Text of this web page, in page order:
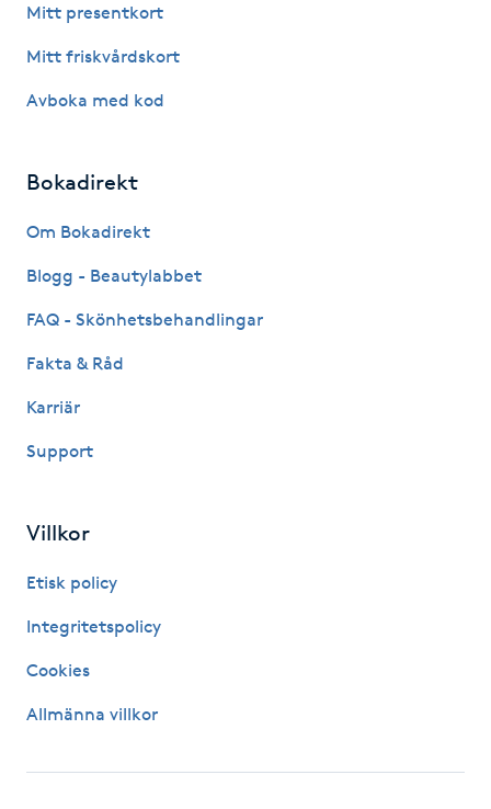
Huduppstramning
Hypnos
Hårborttagning
Hårförlängning
Hälsa
Hälsprickor
Idrottsmassage
Mitt presentkort
Mitt friskvårdskort
Avboka med kod
Bokadirekt
Om Bokadirekt
Blogg - Beautylabbet
FAQ - Skönhetsbehandlingar
Fakta & Råd
Karriär
Support
Villkor
Etisk policy
Integritetspolicy
Cookies
Allmänna villkor